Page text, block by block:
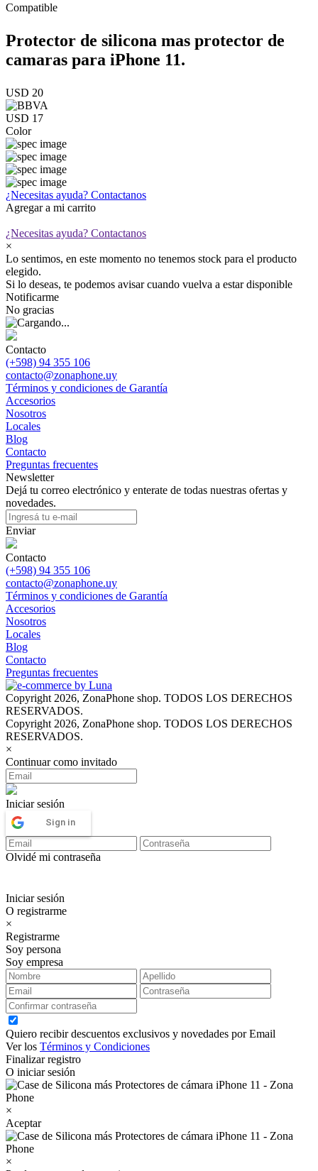
Compatible
Protector de silicona mas protector de
camaras para iPhone 11.
USD 20
USD 17
Color
¿Necesitas ayuda? Contactanos
Agregar a mi carrito
¿Necesitas ayuda? Contactanos
×
Lo sentimos, en este momento no tenemos stock para el producto
elegido.
Si lo deseas, te podemos avisar cuando vuelva a estar disponible
Notificarme
No gracias
Contacto
(+598) 94 355 106
contacto@zonaphone.uy
Términos y condiciones de Garantía
Accesorios
Nosotros
Locales
Blog
Contacto
Preguntas frecuentes
Newsletter
Dejá tu correo electrónico y enterate de todas nuestras ofertas y
novedades.
Enviar
Contacto
(+598) 94 355 106
contacto@zonaphone.uy
Términos y condiciones de Garantía
Accesorios
Nosotros
Locales
Blog
Contacto
Preguntas frecuentes
Copyright 2026, ZonaPhone shop. TODOS LOS DERECHOS
RESERVADOS.
Copyright 2026, ZonaPhone shop. TODOS LOS DERECHOS
RESERVADOS.
×
Continuar como invitado
Iniciar sesión
Sign in
Olvidé mi contraseña
Iniciar sesión
O registrarme
×
Registrarme
Soy persona
Soy empresa
Quiero recibir descuentos exclusivos y novedades por Email
Ver los Términos y Condiciones
Finalizar registro
O iniciar sesión
×
Aceptar
×